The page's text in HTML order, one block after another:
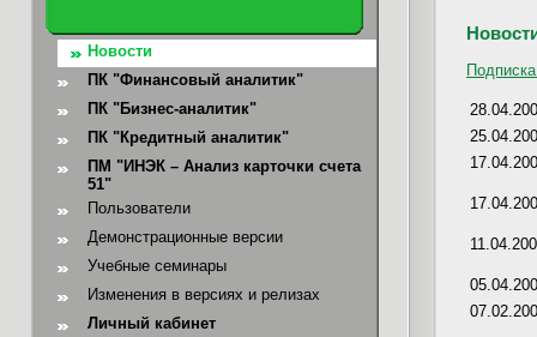
Новости
ПК "Финансовый аналитик"
ПК "Бизнес-аналитик"
ПК "Кредитный аналитик"
ПМ "ИНЭК – Анализ карточки счета
51"
Пользователи
Демонстрационные версии
Учебные семинары
Изменения в версиях и релизах
Личный кабинет